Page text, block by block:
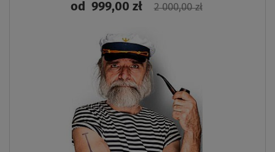
od999,00 zł 2 000,00 zł
ZOBACZ